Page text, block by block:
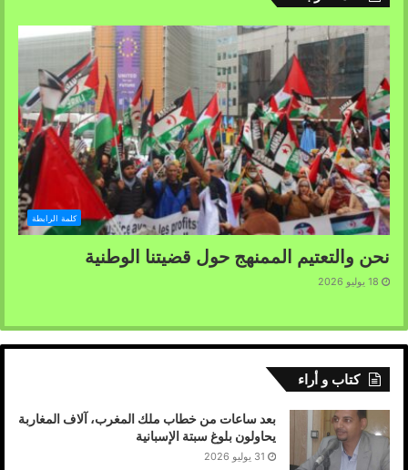
كلمة الرابطة
نحن والتعتيم الممنهج حول قضيتنا الوطنية
18 يوليو 2026
كتاب و أراء
بعد ساعات من خطاب ملك المغرب، آلاف المغاربة
يحاولون بلوغ سبتة الإسبانية
31 يوليو 2026